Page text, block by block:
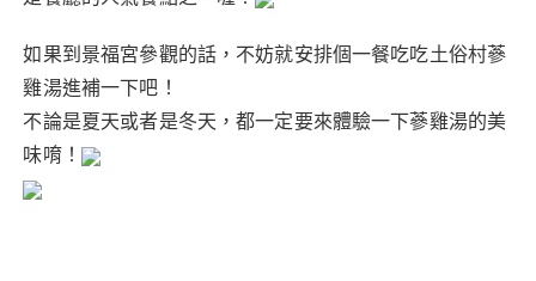
如果到景福宮參觀的話，不妨就安排個一餐吃吃土俗村蔘
雞湯進補一下吧！
不論是夏天或者是冬天，都一定要來體驗一下蔘雞湯的美
味唷！